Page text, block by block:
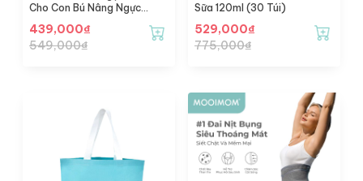
Cho Con Bú Nâng Ngực
439,000₫
549,000₫
Sữa 120ml (30 Túi)
529,000₫
775,000₫